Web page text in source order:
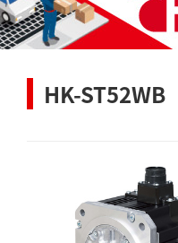
HK-ST52WB